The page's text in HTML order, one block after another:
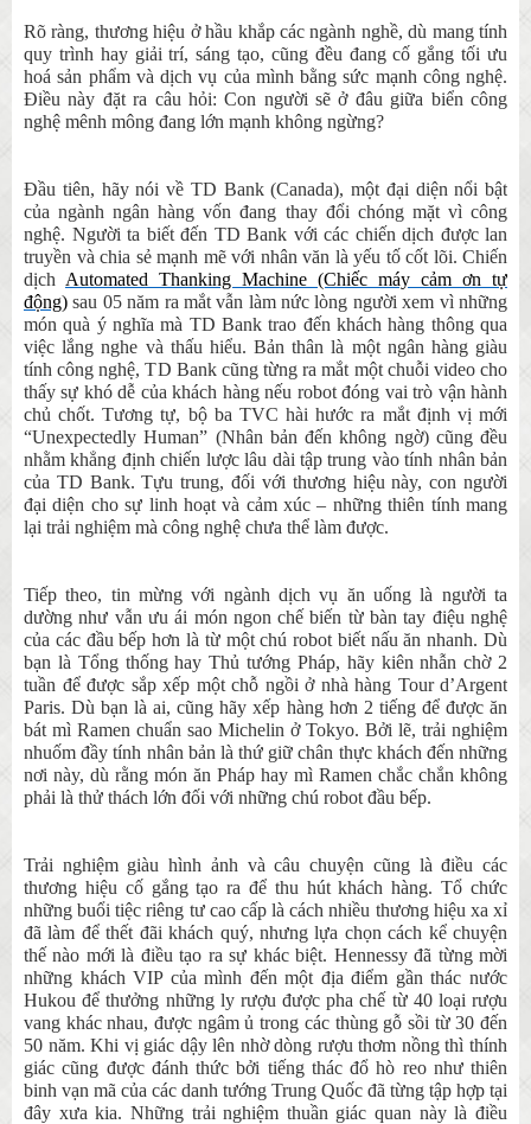
Rõ ràng, thương hiệu ở hầu khắp các ngành nghề, dù mang tính
quy trình hay giải trí, sáng tạo, cũng đều đang cố gắng tối ưu
hoá sản phẩm và dịch vụ của mình bằng sức mạnh công nghệ.
Điều này đặt ra câu hỏi: Con người sẽ ở đâu giữa biển công
nghệ mênh mông đang lớn mạnh không ngừng?
Đầu tiên, hãy nói về TD Bank(Canada), một đại diện nổi bật
của ngành ngân hàng vốn đang thay đổi chóng mặt vì công
nghệ. Người ta biết đến TD Bank với các chiến dịch được lan
truyền và chia sẻ mạnh mẽ với nhân văn là yếu tố cốt lõi. Chiến
dịch Automated Thanking Machine (Chiếc máy cảm ơn tự
động) sau 05 năm ra mắt vẫn làm nức lòng người xem vì những
món quà ý nghĩa mà TD Bank trao đến khách hàng thông qua
việc lắng nghe và thấu hiểu. Bản thân là một ngân hàng giàu
tính công nghệ, TD Bank cũng từng ra mắt một chuỗi video cho
thấy sự khó dễ của khách hàng nếu robot đóng vai trò vận hành
chủ chốt. Tương tự, bộ ba TVC hài hước ra mắt định vị mới
“Unexpectedly Human” (Nhân bản đến không ngờ) cũng đều
nhằm khẳng định chiến lược lâu dài tập trung vào tính nhân bản
của TD Bank. Tựu trung, đối với thương hiệu này, con người
đại diện cho sự linh hoạt và cảm xúc – những thiên tính mang
lại trải nghiệm mà công nghệ chưa thể làm được.
Tiếp theo, tin mừng với ngành dịch vụ ăn uống là người ta
dường như vẫn ưu ái món ngon chế biến từ bàn tay điệu nghệ
của các đầu bếp hơn là từ một chú robot biết nấu ăn nhanh. Dù
bạn là Tổng thống hay Thủ tướng Pháp, hãy kiên nhẫn chờ 2
tuần để được sắp xếp một chỗ ngồi ở nhà hàng Tour d’Argent
Paris. Dù bạn là ai, cũng hãy xếp hàng hơn 2 tiếng để được ăn
bát mì Ramen chuẩn sao Michelin ở Tokyo. Bởi lẽ, trải nghiệm
nhuốm đầy tính nhân bản là thứ giữ chân thực khách đến những
nơi này, dù rằng món ăn Pháp hay mì Ramen chắc chắn không
phải là thử thách lớn đối với những chú robot đầu bếp.
Trải nghiệm giàu hình ảnh và câu chuyện cũng là điều các
thương hiệu cố gắng tạo ra để thu hút khách hàng. Tổ chức
những buổi tiệc riêng tư cao cấp là cách nhiều thương hiệu xa xỉ
đã làm để thết đãi khách quý, nhưng lựa chọn cách kể chuyện
thế nào mới là điều tạo ra sự khác biệt. Hennessy đã từng mời
những khách VIP của mình đến một địa điểm gần thác nước
Hukou để thưởng những ly rượu được pha chế từ 40 loại rượu
vang khác nhau, được ngâm ủ trong các thùng gỗ sồi từ 30 đến
50 năm. Khi vị giác dậy lên nhờ dòng rượu thơm nồng thì thính
giác cũng được đánh thức bởi tiếng thác đổ hò reo như thiên
binh vạn mã của các danh tướng Trung Quốc đã từng tập hợp tại
đây xưa kia. Những trải nghiệm thuần giác quan này là điều